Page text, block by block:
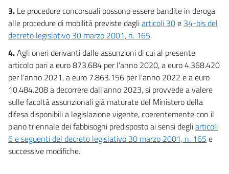
27
28
Capo III
Disposizioni in materia di salute
29
29 bis
29 ter
30
30 bis
31
31 bis
3. Le procedure concorsuali possono essere bandite in deroga
alle procedure di mobilità previste dagliarticoli 30e 34-bis del
decreto legislativo 30 marzo 2001, n. 165.
4.Agli oneri derivanti dalle assunzioni di cui al presente
articolo pari a euro 873.684 per l'anno 2020, a euro 4.368.420
per l'anno 2021, a euro 7.863.156 per l'anno 2022 e a euro
10.484.208 a decorrere dall'anno 2023, si provvede a valere
sulle facoltà assunzionali già maturate del Ministero della
difesa disponibili a legislazione vigente, coerentemente con il
piano triennale dei fabbisogni predisposto ai sensi degliarticoli
6 e seguenti del decreto legislativo 30 marzo 2001, n. 165 e
successive modifiche.